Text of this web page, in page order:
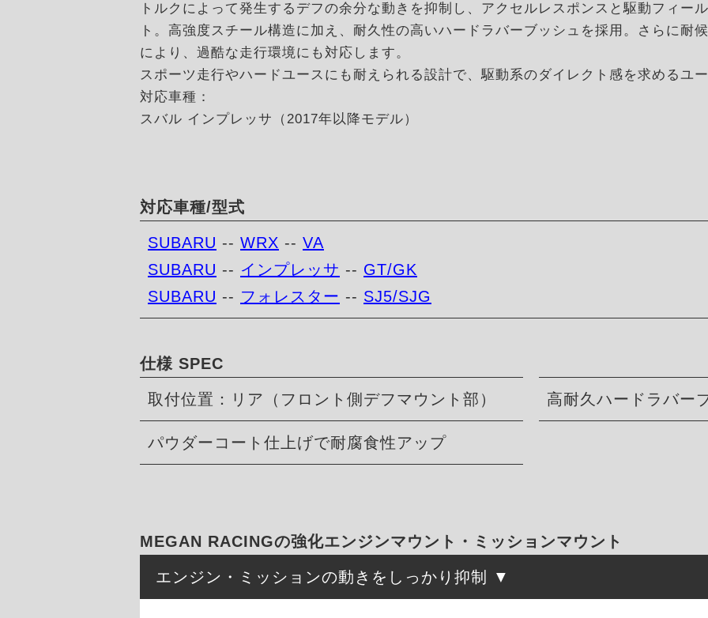
トルクによって発生するデフの余分な動きを抑制し、アクセルレスポンスと駆動フィー
ト。高強度スチール構造に加え、耐久性の高いハードラバーブッシュを採用。さらに耐
により、過酷な走行環境にも対応します。
スポーツ走行やハードユースにも耐えられる設計で、駆動系のダイレクト感を求めるユー
対応車種：
スバル インプレッサ（2017年以降モデル）
対応車種/型式
SUBARU -- WRX -- VA
SUBARU -- インプレッサ -- GT/GK
SUBARU -- フォレスター -- SJ5/SJG
仕様 SPEC
取付位置：リア（フロント側デフマウント部） 高耐久ハードラバー
パウダーコート仕上げで耐腐食性アップ
MEGAN RACINGの強化エンジンマウント・ミッションマウント
エンジン・ミッションの動きをしっかり抑制